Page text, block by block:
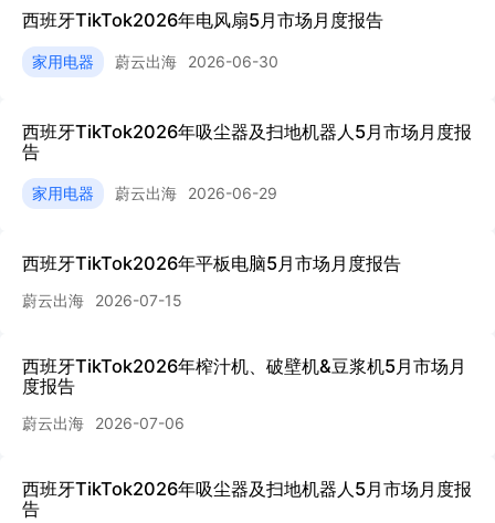
西班牙TikTok2026年电风扇5月市场月度报告
家用电器 蔚云出海 2026-06-30
西班牙TikTok2026年吸尘器及扫地机器人5月市场月度报
告
家用电器 蔚云出海 2026-06-29
西班牙TikTok2026年平板电脑5月市场月度报告
蔚云出海 2026-07-15
西班牙TikTok2026年榨汁机、破壁机&豆浆机5月市场月
度报告
蔚云出海 2026-07-06
西班牙TikTok2026年吸尘器及扫地机器人5月市场月度报
告